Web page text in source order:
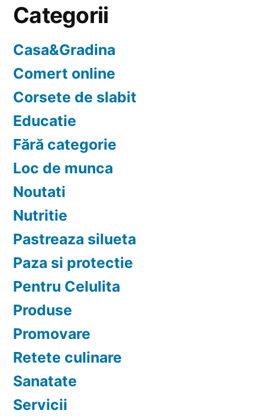
Categorii
Casa&Gradina
Comert online
Corsete de slabit
Educatie
Fără categorie
Loc de munca
Noutati
Nutritie
Pastreaza silueta
Paza si protectie
Pentru Celulita
Produse
Promovare
Retete culinare
Sanatate
Servicii